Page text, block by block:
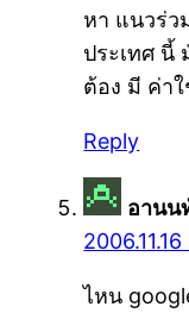
หา แนวร่
ประเทศ นี้
ต้อง มี ค่า
Reply
อานน
ไหน